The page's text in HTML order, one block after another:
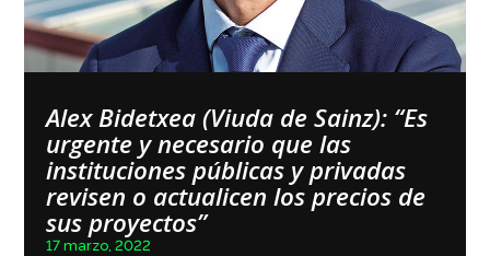
Alex Bidetxea (Viuda de Sainz): “Es
urgente y necesario que las
instituciones públicas y privadas
revisen o actualicen los precios de
sus proyectos”
17 marzo, 2022